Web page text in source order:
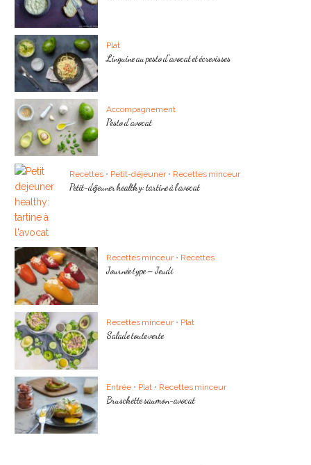
Plat
Linguine au pesto d’avocat et écrevisses
Accompagnement
Pesto d’avocat
Recettes • Petit-déjeuner • Recettes minceur
Petit-déjeuner healthy: tartine à l’avocat
Recettes minceur • Recettes
Journée type – Jeudi
Recettes minceur • Plat
Salade toute verte
Entrée • Plat • Recettes minceur
Bruschette saumon-avocat